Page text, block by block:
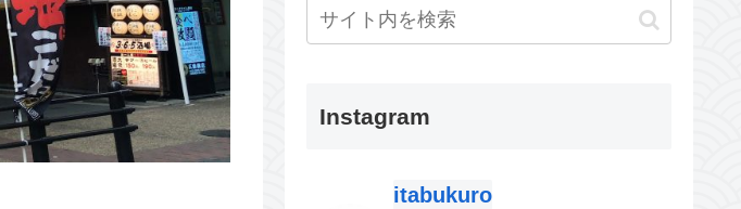
Instagram
itabukuro